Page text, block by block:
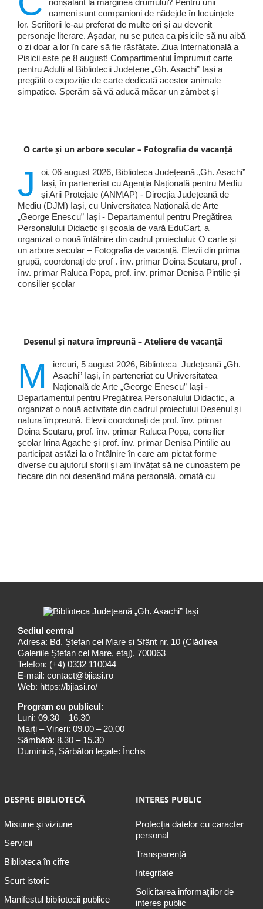
nonșalant la marginea drumului? Pentru unii
oameni sunt companioni de nădejde în locuințele
lor. Scriitorii le-au preferat de multe ori și au devenit
personaje literare. Așadar, nu se putea ca pisicile să nu aibă
o zi doar a lor în care să fie răsfățate. Ziua Internațională a
Pisicii este pe 8 august! Compartimentul Împrumut carte
pentru Adulți al Bibliotecii Județene „Gh. Asachi” Iași a
pregătit o expoziție de carte dedicată acestor animale
simpatice. Sperăm să vă aducă măcar un zâmbet și
O carte și un arbore secular – Fotografia de vacanță
J
oi, 06 august 2026, Biblioteca Județeană „Gh. Asachi”
Iași, în parteneriat cu Agenția Națională pentru Mediu
și Arii Protejate (ANMAP) - Direcția Județeană de
Mediu (DJM) Iași, cu Universitatea Națională de Arte
„George Enescu” Iași - Departamentul pentru Pregătirea
Personalului Didactic și școala de vară EduCart, a
organizat o nouă întâlnire din cadrul proiectului: O carte și
un arbore secular – Fotografia de vacanță. Elevii din prima
grupă, coordonați de prof . înv. primar Doina Scutaru, prof .
înv. primar Raluca Popa, prof. înv. primar Denisa Pintilie și
consilier școlar
Desenul și natura împreună – Ateliere de vacanță
M
iercuri, 5 august 2026, Biblioteca Județeană „Gh.
Asachi” Iași, în parteneriat cu Universitatea
Națională de Arte „George Enescu” Iași -
Departamentul pentru Pregătirea Personalului Didactic, a
organizat o nouă activitate din cadrul proiectului Desenul și
natura împreună. Elevii coordonați de prof. înv. primar
Doina Scutaru, prof. înv. primar Raluca Popa, consilier
școlar Irina Agache și prof. înv. primar Denisa Pintilie au
participat astăzi la o întâlnire în care am pictat forme
diverse cu ajutorul sforii și am învățat să ne cunoaștem pe
fiecare din noi desenând mâna personală, ornată cu
Sediul central
Adresa: Bd. Ștefan cel Mare și Sfânt nr. 10 (Clădirea
Galeriile Ștefan cel Mare, etaj), 700063
Telefon: (+4) 0332 110044
E-mail: contact@bjiasi.ro
Web: https://bjiasi.ro/
Program cu publicul:
Luni: 09.30 – 16.30
Marți – Vineri: 09.00 – 20.00
Sâmbătă: 8.30 – 15.30
Duminică, Sărbători legale: Închis
DESPRE BIBLIOTECĂ
Misiune şi viziune
Servicii
Biblioteca în cifre
Scurt istoric
Manifestul bibliotecii publice
INTERES PUBLIC
Protecția datelor cu caracter
personal
Transparență
Integritate
Solicitarea informaţiilor de
interes public